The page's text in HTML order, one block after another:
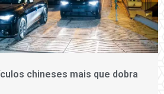
chineses mais que dobra